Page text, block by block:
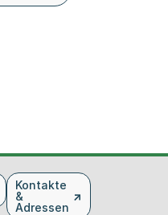
Kontakte
&
Adressen